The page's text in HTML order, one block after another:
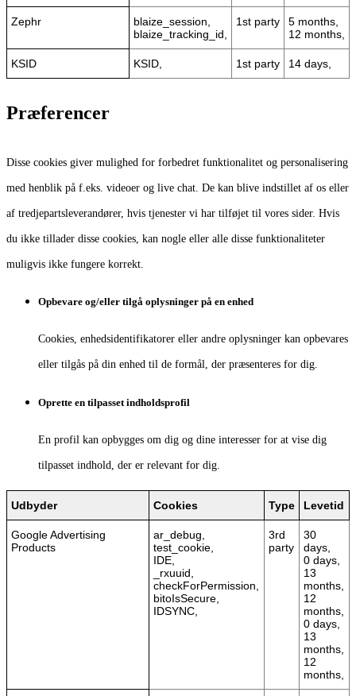
Zephr
blaize_session,
blaize_tracking_id,
1st party
5 months,
12 months,
KSID KSID, 1st party 14 days,
Præferencer
Disse cookies giver mulighed for forbedret funktionalitet og personalisering
med henblik på f.eks. videoer og live chat. De kan blive indstillet af os eller
af tredjepartsleverandører, hvis tjenester vi har tilføjet til vores sider. Hvis
du ikke tillader disse cookies, kan nogle eller alle disse funktionaliteter
muligvis ikke fungere korrekt.
Opbevare og/eller tilgå oplysninger på en enhed
Cookies, enhedsidentifikatorer eller andre oplysninger kan opbevares
eller tilgås på din enhed til de formål, der præsenteres for dig.
Oprette en tilpasset indholdsprofil
En profil kan opbygges om dig og dine interesser for at vise dig
tilpasset indhold, der er relevant for dig.
Udbyder Cookies Type Levetid
Google Advertising
Products
ar_debug,
test_cookie,
IDE,
_rxuuid,
checkForPermission,
bitoIsSecure,
IDSYNC,
3rd
party
30
days,
0 days,
13
months,
12
months,
0 days,
13
months,
12
months,